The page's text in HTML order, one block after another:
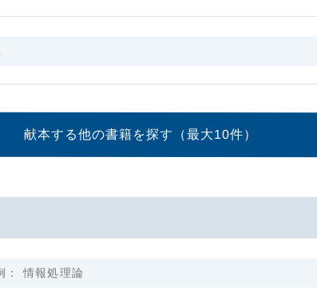
献本する他の書籍を探す （最大10件）